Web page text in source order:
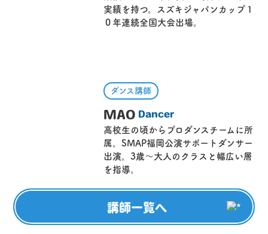
実績を持つ。スズキジャパンカップ１
０年連続全国大会出場。
ダンス講師
MAO Dancer
高校生の頃からプロダンスチームに所
属。SMAP福岡公演サポートダンサー
出演。3歳～大人のクラスと幅広い層
を指導。
講師一覧へ